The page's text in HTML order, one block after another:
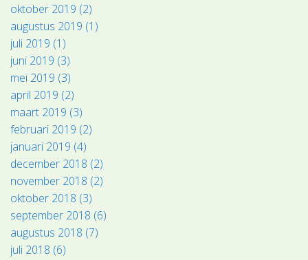
oktober 2019 (2)
augustus 2019 (1)
juli 2019 (1)
juni 2019 (3)
mei 2019 (3)
april 2019 (2)
maart 2019 (3)
februari 2019 (2)
januari 2019 (4)
december 2018 (2)
november 2018 (2)
oktober 2018 (3)
september 2018 (6)
augustus 2018 (7)
juli 2018 (6)